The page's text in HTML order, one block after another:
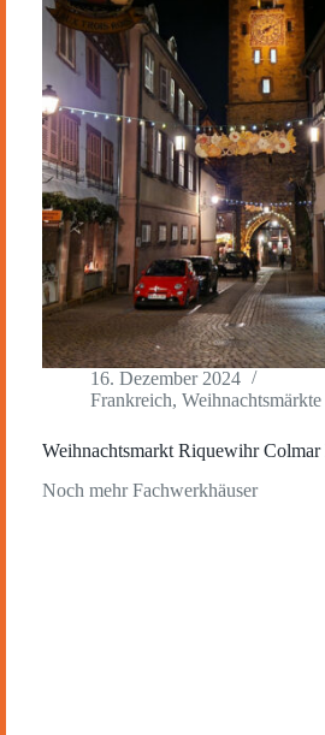
16. Dezember 2024
Frankreich, Weihnachtsmärkte
Weihnachtsmarkt Riquewihr
Noch mehr Fachwerkhäuser